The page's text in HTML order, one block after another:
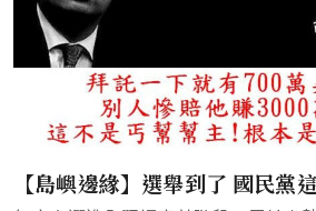
【島嶼邊緣】選舉到了 國民黨